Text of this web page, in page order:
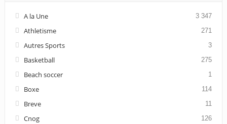
A la Une 3 347
Athletisme 271
Autres Sports 3
Basketball 275
Beach soccer 1
Boxe 114
Breve 11
Cnog 126